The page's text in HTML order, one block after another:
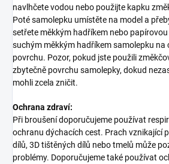
navlhčete vodou nebo použijte kapku
Poté samolepku umístěte na model a
setřete měkkým hadříkem nebo
suchým měkkým hadříkem samolepku na
povrchu. Pozor, pokud jste použili
zbytečně povrchu samolepky, dokud
mohli zcela zničit.
Ochrana zdraví:
Při broušení doporučujeme používat
ochranu dýchacích cest. Prach vznikající
dílů, 3D tištěných dílů nebo tmelů může
problémy. Doporučujeme také používat